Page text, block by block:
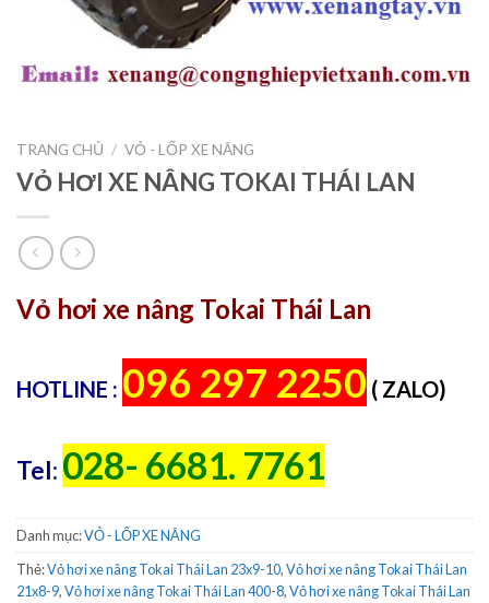
TRANG CHỦ / VỎ - LỐP XE NÂNG
VỎ HƠI XE NÂNG TOKAI THÁI LAN
Vỏ hơi xe nâng Tokai Thái Lan
HOTLINE : 096 297 2250 ( ZALO)
Tel: 028- 6681. 7761
Danh mục:VỎ - LỐP XE NÂNG
Thẻ:Vỏ hơi xe nâng Tokai Thái Lan 23x9-10,Vỏ hơi xe nâng Tokai Thái Lan
21x8-9,Vỏ hơi xe nâng Tokai Thái Lan 400-8,Vỏ hơi xe nâng Tokai Thái Lan